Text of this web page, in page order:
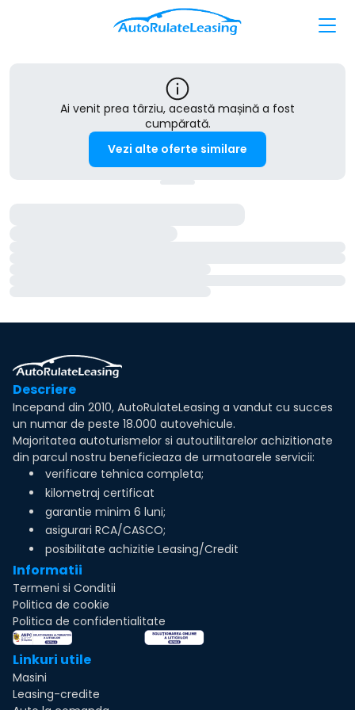
Ai venit prea târziu, această mașină a fost
cumpărată.
Vezi alte oferte similare
Descriere
Incepand din 2010, AutoRulateLeasing a vandut cu succes
un numar de peste 18.000 autovehicule.
Majoritatea autoturismelor si autoutilitarelor achizitionate
din parcul nostru beneficieaza de urmatoarele servicii:
verificare tehnica completa;
kilometraj certificat
garantie minim 6 luni;
asigurari RCA/CASCO;
posibilitate achizitie Leasing/Credit
Informatii
Termeni si Conditii
Politica de cookie
Politica de confidentialitate
Linkuri utile
Masini
Leasing-credite